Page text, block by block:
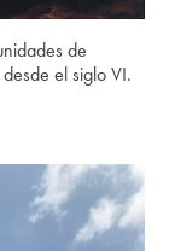
de
el siglo VI.